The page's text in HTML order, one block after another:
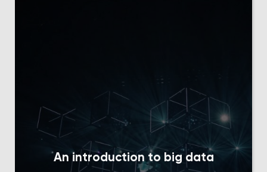
An introduction to big data